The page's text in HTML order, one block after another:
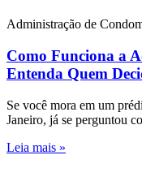
Administração de
Como Funciona a
Entenda Quem
Se você mora em um
Janeiro, já se perguntou
Leia mais »